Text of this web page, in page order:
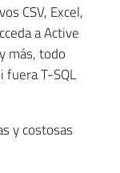
CSV, Excel,
a Active
más, todo
fuera T-SQL
y costosas